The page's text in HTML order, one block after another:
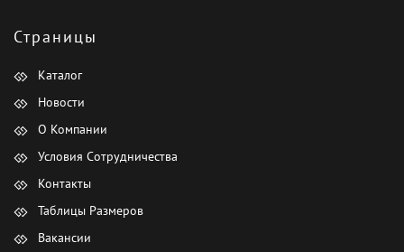
Страницы
Каталог
Новости
О Компании
Условия Сотрудничества
Контакты
Таблицы Размеров
Вакансии